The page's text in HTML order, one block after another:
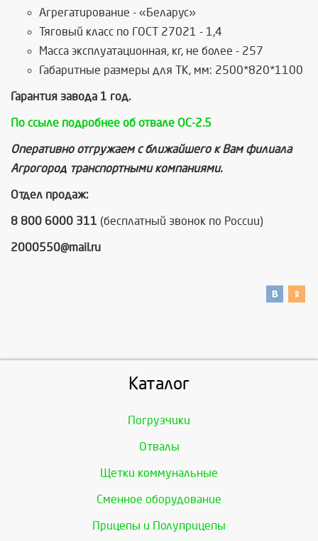
Агрегатирование - «Беларус»
Тяговый класс по ГОСТ 27021 - 1,4
Масса эксплуатационная, кг, не более - 257
Габаритные размеры для ТК, мм: 2500*820*1100
Гарантия завода 1 год.
По ссыле подробнее об отвале ОС-2.5
Оперативно отгружаем с ближайшего к Вам филиала
Агрогород транспортными компаниями.
Отдел продаж:
8 800 6000 311 (бесплатный звонок по России)
2000550@mail.ru
Каталог
Погрузчики
Отвалы
Щетки коммунальные
Сменное оборудование
Прицепы и Полуприцепы